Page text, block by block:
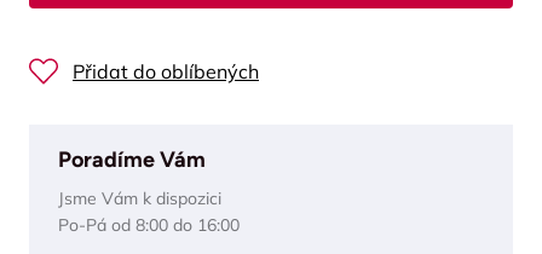
Přidat do oblíbených
Poradíme Vám
Jsme Vám k dispozici
Po-Pá od 8:00 do 16:00